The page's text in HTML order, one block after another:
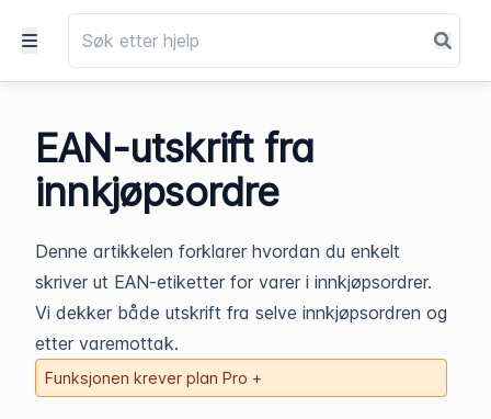
EAN-utskrift fra
innkjøpsordre
Denne artikkelen forklarer hvordan du enkelt
skriver ut EAN-etiketter for varer i innkjøpsordrer.
Vi dekker både utskrift fra selve innkjøpsordren og
etter varemottak.
Funksjonen krever plan Pro +